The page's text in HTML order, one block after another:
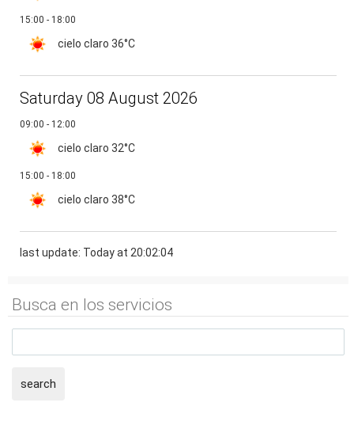
15:00 - 18:00
cielo claro 36°C
Saturday 08 August 2026
09:00 - 12:00
cielo claro 32°C
15:00 - 18:00
cielo claro 38°C
last update: Today at 20:02:04
Busca en los servicios
search